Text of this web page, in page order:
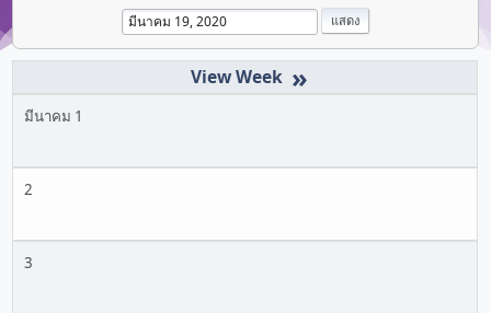
»
มีนาคม 1
2
3